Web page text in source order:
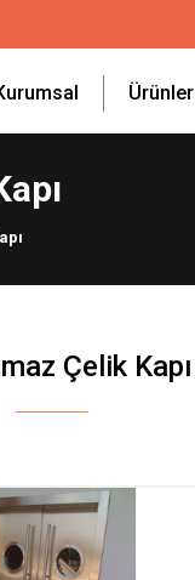
Ürünler
Çelik Kapı